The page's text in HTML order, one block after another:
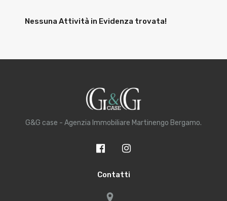
Nessuna Attività in Evidenza trovata!
G&G case - Agenzia Immobiliare Martinengo Bergamo.
Contatti